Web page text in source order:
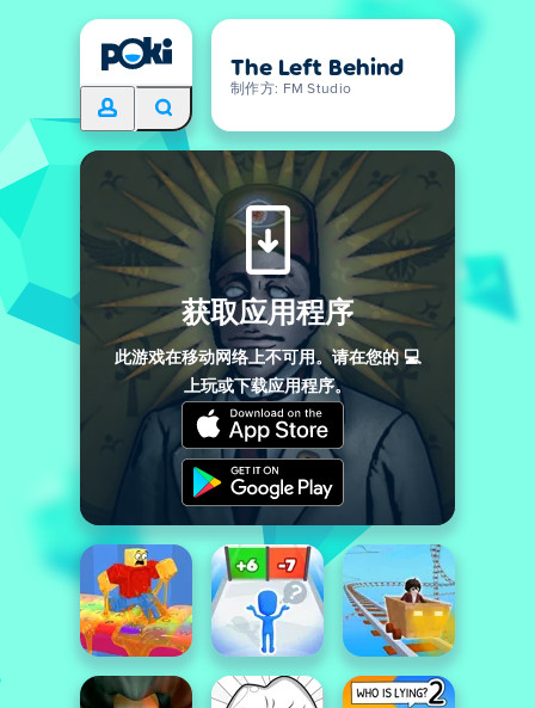
The Left Behind
制作方: FM Studio
获取应用程序
此游戏在移动网络上不可用。请在您的 💻
上玩或下载应用程序。